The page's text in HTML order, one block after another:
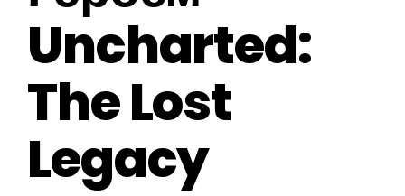
Uncharted:
The Lost
Legacy